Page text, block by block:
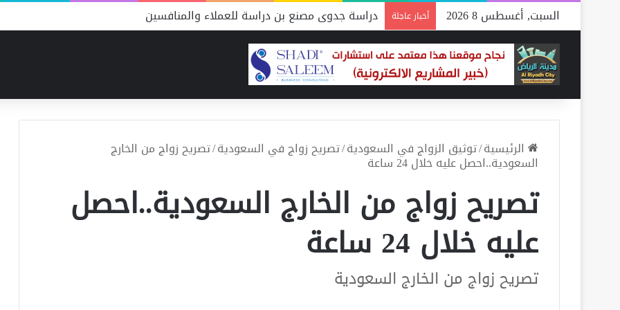
السبت, أغسطس 8 2026 أخبار عاجلة دراسة جدوى مصنع شحوم التكاليف والموارد ونسبة النجاح
الرئيسية/توثيق الزواج في السعودية/تصريح زواج في السعودية/تصريح زواج من الخارج
السعودية..احصل عليه خلال 24 ساعة
تصريح زواج من الخارج السعودية..احصل
عليه خلال 24 ساعة
تصريح زواج من الخارج السعودية